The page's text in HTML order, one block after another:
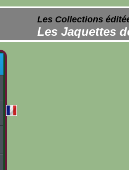
Les Collections
Les Jaquettes